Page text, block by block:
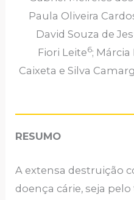
Paula Oliveira
David Souza de
Fiori Leite6;
Caixeta e Silva
RESUMO
A extensa destruição
doença cárie, seja